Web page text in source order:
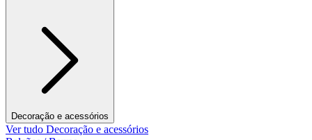
Decoração e acessórios
Ver tudo Decoração e acessórios